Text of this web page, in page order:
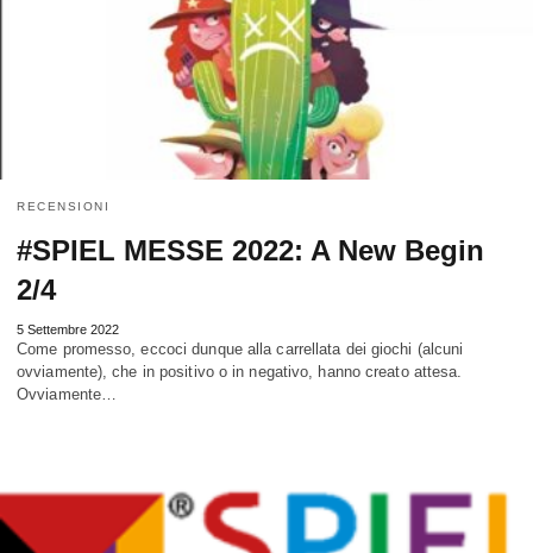
RECENSIONI
#SPIEL MESSE 2022: A New Begin
2/4
5 Settembre 2022
Come promesso, eccoci dunque alla carrellata dei giochi (alcuni
ovviamente), che in positivo o in negativo, hanno creato attesa.
Ovviamente…